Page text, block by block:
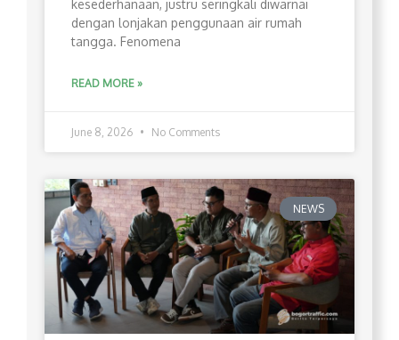
kesederhanaan, justru seringkali diwarnai
dengan lonjakan penggunaan air rumah
tangga. Fenomena
READ MORE »
June 8, 2026 No Comments
NEWS